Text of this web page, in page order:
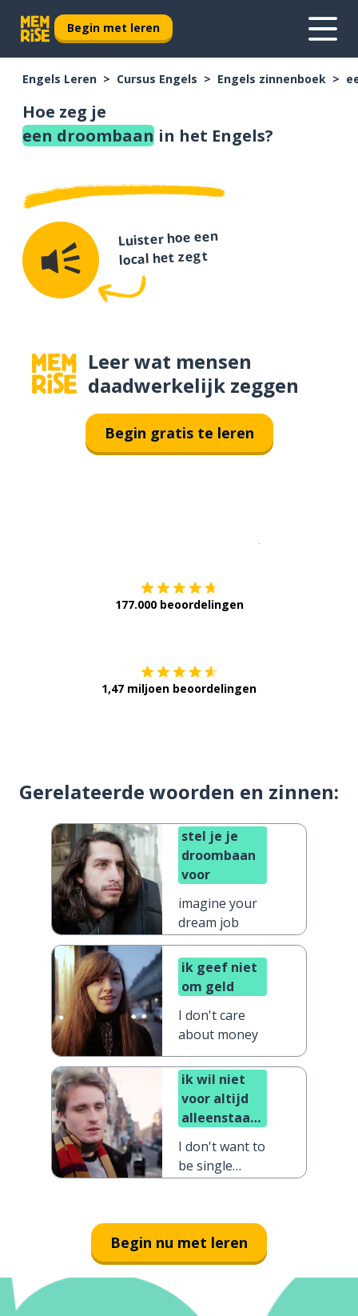
Begin met leren
Engels Leren Cursus Engels Engels zinnenboek
Hoe zeg je
een droombaan in het Engels?
Luister hoe een
local het zegt
Leer wat mensen
daadwerkelijk zeggen
Begin gratis te leren
177.000 beoordelingen
1,47 miljoen beoordelingen
Gerelateerde woorden en zinnen:
stel je je
droombaan
voor
imagine your
dream job
ik geef niet
om geld
I don't care
about money
ik wil niet
voor altijd
alleenstaand
I don't want to
be single
Begin nu met leren